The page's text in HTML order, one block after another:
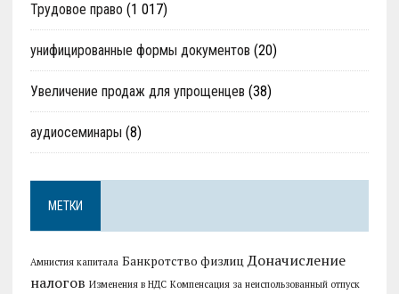
Трудовое право (1 017)
унифицированные формы документов (20)
Увеличение продаж для упрощенцев (38)
аудиосеминары (8)
МЕТКИ
Амнистия капитала Банкротство физлиц Доначисление
налогов Изменения в НДС Компенсация за неиспользованный отпуск